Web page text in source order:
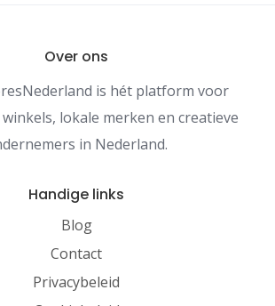
Over ons
is hét platform voor
lokale merken en creatieve
in Nederland.
Handige links
Blog
Contact
Privacybeleid